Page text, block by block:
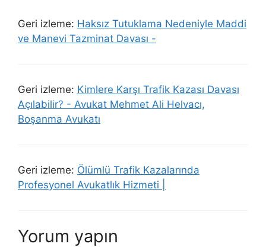
Geri izleme: Haksız Tutuklama Nedeniyle Maddi
ve Manevi Tazminat Davası -
Geri izleme: Kimlere Karşı Trafik Kazası Davası
Açılabilir? - Avukat Mehmet Ali Helvacı,
Boşanma Avukatı
Geri izleme: Ölümlü Trafik Kazalarında
Profesyonel Avukatlık Hizmeti |
Yorum yapın